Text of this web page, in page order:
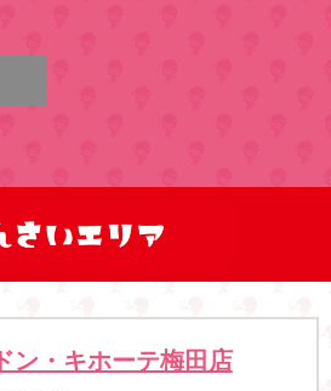
ドン・キホーテ梅田店